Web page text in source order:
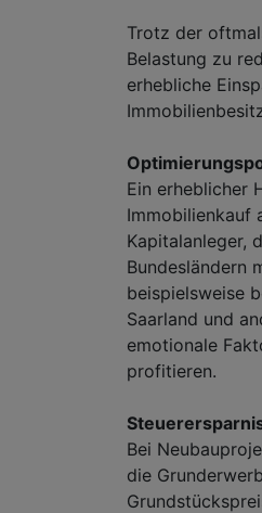
Trotz der
Belastung zu
erhebliche
Ein erheblicher
Immobilienkauf
Kapitalanleger,
Bundesländern
beispielsweise
Saarland und
emotionale
profitieren.
Bei
die